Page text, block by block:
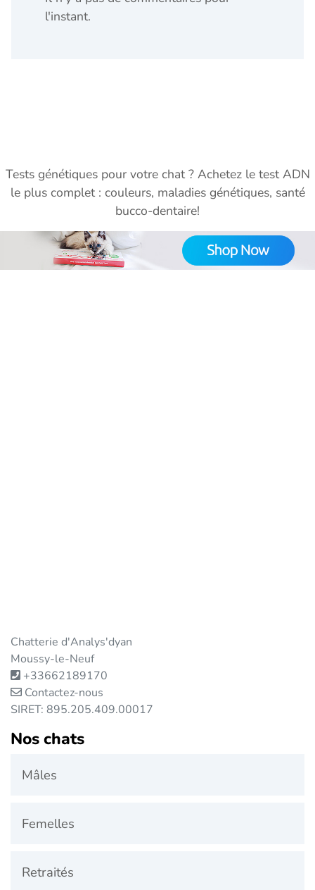
l'instant.
Tests génétiques pour votre chat ? Achetez le test ADN
le plus complet : couleurs, maladies génétiques, santé
bucco-dentaire!
Chatterie d'Analys'dyan
Moussy-le-Neuf
+33662189170
Contactez-nous
SIRET: 895.205.409.00017
Nos chats
Mâles
Femelles
Retraités